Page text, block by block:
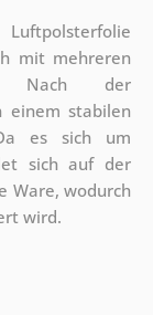
mit mehreren
Nach der
einem stabilen
es sich um
sich auf der
Ware, wodurch
wird.